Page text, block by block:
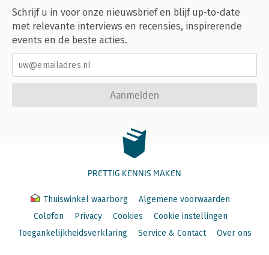
Schrijf u in voor onze nieuwsbrief en blijf up-to-date
met relevante interviews en recensies, inspirerende
events en de beste acties.
Aanmelden
PRETTIG KENNIS MAKEN
Thuiswinkel waarborg
Algemene voorwaarden
Colofon
Privacy Cookies
Cookie instellingen
Toegankelijkheidsverklaring
Service & Contact Over ons